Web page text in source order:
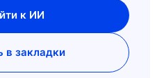
к ИИ
в закладки